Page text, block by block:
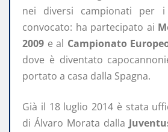
nei diversi campionati per
convocato: ha partecipato ai
2009 e al Campionato
dove è diventato
portato a casa dalla Spagna.
Già il 18 luglio 2014 è stata
di Álvaro Morata dalla